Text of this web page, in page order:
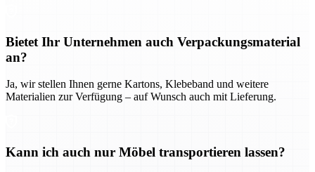
Bietet Ihr Unternehmen auch Verpackungsmaterial
an?
Ja, wir stellen Ihnen gerne Kartons, Klebeband und weitere
Materialien zur Verfügung – auf Wunsch auch mit Lieferung.
Kann ich auch nur Möbel transportieren lassen?